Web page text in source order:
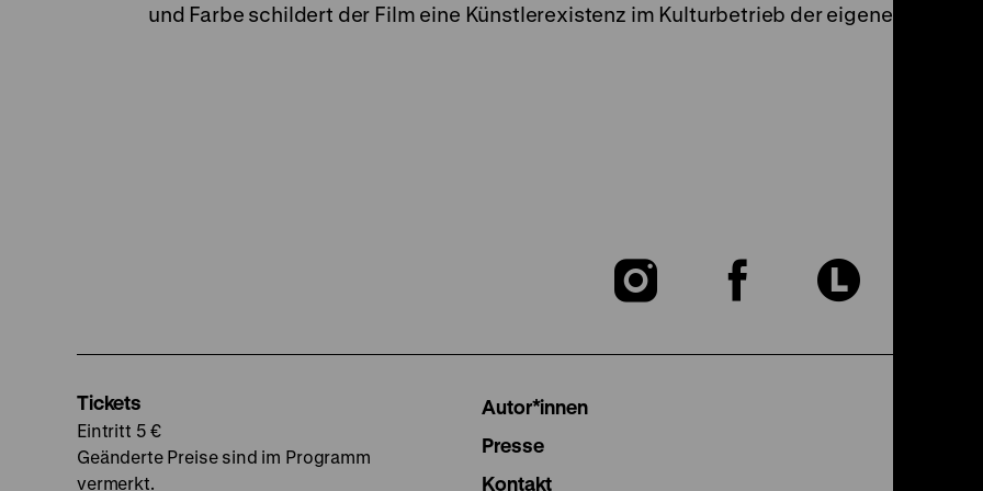
und Farbe schildert der Film eine Künstlerexistenz im Kulturbetrieb der eigenen Zeit.
Zu
Zu
Zu
Tickets
Eintritt 5 €
Geänderte Preise sind im Programm
vermerkt.
Autor*innen
Presse
Kontakt